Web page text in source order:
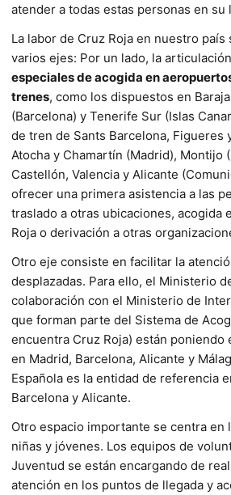
atender a todas estas personas en su
La labor de Cruz Roja en nuestro país
varios ejes: Por un lado, la
especiales de acogida en
trenes, como los dispuestos en
(Barcelona) y Tenerife Sur (Islas
de tren de Sants Barcelona, Figueres
Atocha y Chamartín (Madrid), Montijo
Castellón, Valencia y Alicante
ofrecer una primera asistencia a las
traslado a otras ubicaciones, acogida
Roja o derivación a otras
Otro eje consiste en facilitar la
desplazadas. Para ello, el Ministerio
colaboración con el Ministerio de
que forman parte del Sistema de
encuentra Cruz Roja) están poniendo
en Madrid, Barcelona, Alicante y
Española es la entidad de referencia
Barcelona y Alicante.
Otro espacio importante se centra en
niñas y jóvenes. Los equipos de
Juventud se están encargando de
atención en los puntos de llegada y